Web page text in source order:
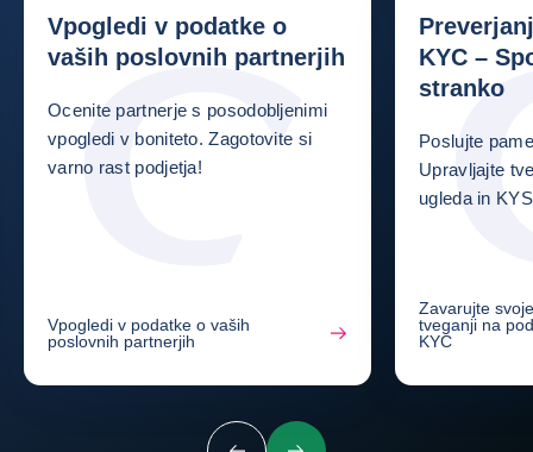
Vpogledi v podatke o
vaših poslovnih partnerjih
Ocenite partnerje s posodobljenimi
vpogledi v boniteto. Zagotovite si
varno rast podjetja!
Vpogledi v podatke o vaših
poslovnih partnerjih
KYC –
stranko
Poslujte
Upravljajte
ugleda in
Zavarujte
tveganji na
KYC